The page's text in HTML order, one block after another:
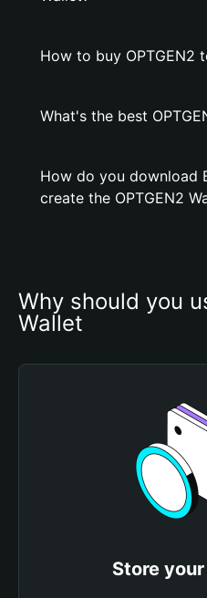
How to buy OPTGEN2
What's the best
How do you download
create the OPTGEN2
Why should you
Wallet
Store your